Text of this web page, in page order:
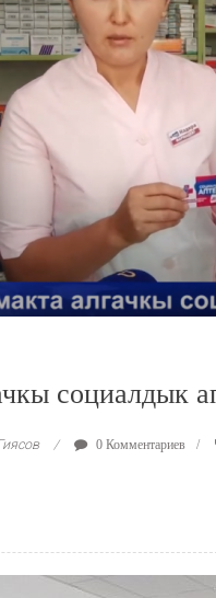
социалдык
0 Комментариев